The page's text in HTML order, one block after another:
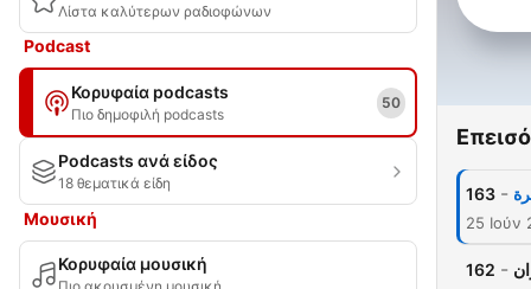
Λίστα καλύτερων ραδιοφώνων
Podcast
Κορυφαία podcasts
Πιο δημοφιλή podcasts
50
Podcasts ανά είδος
18 θεματικά είδη
Μουσική
Κορυφαία μουσική
163 -
25 Ιούν
162 -